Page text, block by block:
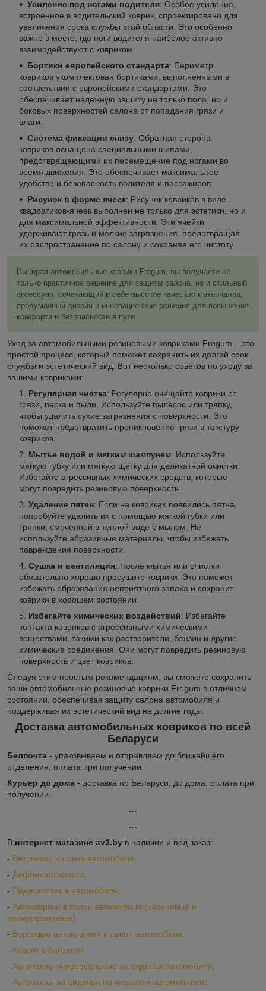
Усиление под ногами водителя: Особое усиление,
встроенное в водительский коврик, спроектировано для
увеличения срока службы этой области. Это особенно
важно в месте, где ноги водителя наиболее активно
взаимодействуют с ковриком.
Бортики европейского стандарта: Периметр
ковриков укомплектован бортиками, выполненными в
соответствии с европейскими стандартами. Это
обеспечивает надежную защиту не только пола, но и
боковых поверхностей салона от попадания грязи и
влаги.
Система фиксации снизу: Обратная сторона
ковриков оснащена специальными шипами,
предотвращающими их перемещение под ногами во
время движения. Это обеспечивает максимальное
удобство и безопасность водителя и пассажиров.
Рисунок в форме ячеек: Рисунок ковриков в виде
квадратиков-ячеек выполнен не только для эстетики, но и
для максимальной эффективности. Эти ячейки
удерживают грязь и мелкие загрязнения, предотвращая
их распространение по салону и сохраняя его чистоту.
Выбирая автомобильные коврики Frogum, вы получаете не
только практичное решение для защиты салона, но и стильный
аксессуар, сочетающий в себе высокое качество материалов,
продуманный дизайн и инновационные решения для повышения
комфорта и безопасности в пути.
Уход за автомобильными резиновыми ковриками Frogum – это
простой процесс, который поможет сохранить их долгий срок
службы и эстетический вид. Вот несколько советов по уходу за
вашими ковриками:
Регулярная чистка: Регулярно очищайте коврики от
грязи, песка и пыли. Используйте пылесос или тряпку,
чтобы удалить сухие загрязнения с поверхности. Это
поможет предотвратить проникновение грязи в текстуру
ковриков.
Мытье водой и мягким шампунем: Используйте
мягкую губку или мягкую щетку для деликатной очистки.
Избегайте агрессивных химических средств, которые
могут повредить резиновую поверхность.
Удаление пятен: Если на ковриках появились пятна,
попробуйте удалить их с помощью мягкой губки или
тряпки, смоченной в теплой воде с мылом. Не
используйте абразивные материалы, чтобы избежать
повреждения поверхности.
Сушка и вентиляция: После мытья или очистки
обязательно хорошо просушите коврики. Это поможет
избежать образования неприятного запаха и сохранит
коврики в хорошем состоянии.
Избегайте химических воздействий: Избегайте
контакта ковриков с агрессивными химическими
веществами, такими как растворители, бензин и другие
химические соединения. Они могут повредить резиновую
поверхность и цвет ковриков.
Следуя этим простым рекомендациям, вы сможете сохранить
ваши автомобильные резиновые коврики Frogum в отличном
состоянии, обеспечивая защиту салона автомобиля и
поддерживая их эстетический вид на долгие годы.
Доставка автомобильных ковриков по всей
Беларуси
Белпочта - упаковываем и отправляем до ближайшего
отделения, оплата при получении.
Курьер до дома - доставка по Беларуси, до дома, оплата при
получении.
---
---
В интернет магазине av3.by в наличии и под заказ:
- Ветровики на окна автомобиля;
- Дефлектор капота;
- Подлокотник в автомобиль;
- Автоковрики в салон автомобиля (резиновые и
полиуретановые);
- Ворсовые автоковрики в салон автомобиля;
- Коврик в багажник;
- Авточехлы универсальные на сиденья автомобиля;
- Авточехлы на сиденья по моделям автомобилей;